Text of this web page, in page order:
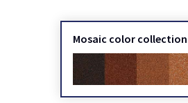
Mosaic color collection